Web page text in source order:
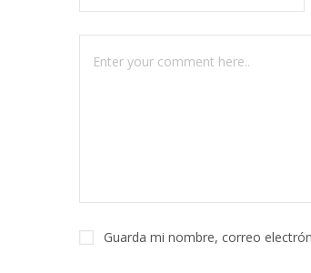
Guarda mi nombre, correo